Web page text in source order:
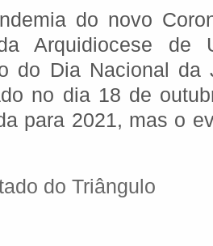
do novo
Arquidiocese de
do Dia Nacional da
no dia 18 de
para 2021, mas o
do Triângulo